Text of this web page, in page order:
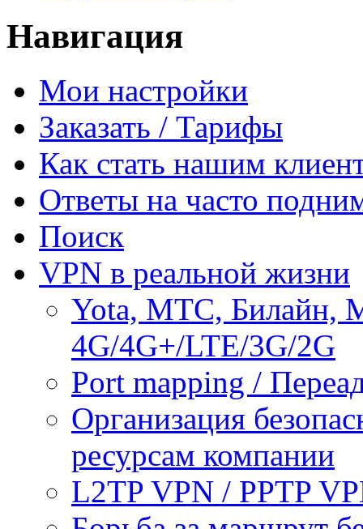
Навигация
Мои настройки
Заказать / Тарифы
Как стать нашим
Ответы на часто
Поиск
VPN в реальной жизни
Yota, МТС, Билайн,
4G/4G+/LTE/3G/2G
Port mapping /
Организация
ресурсам компании
L2TP VPN / PPTP